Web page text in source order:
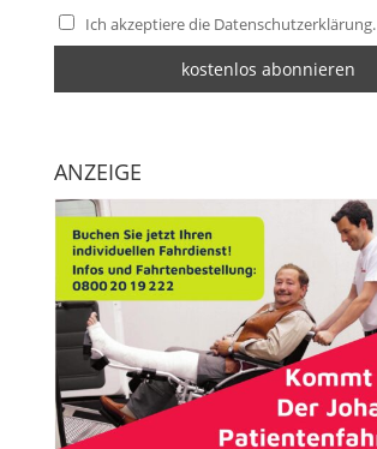
Ich akzeptiere die Datenschutzerklärung.
ANZEIGE